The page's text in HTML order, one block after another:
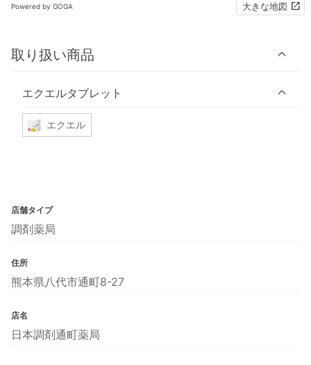
Powered by GOGA 大きな地図
取り扱い商品
エクエルタブレット
エクエル
店舗タイプ
調剤薬局
住所
熊本県八代市通町8-27
店名
日本調剤通町薬局